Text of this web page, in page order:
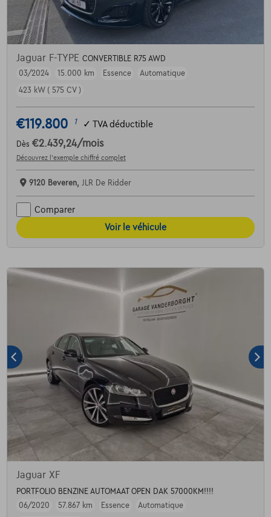
Jaguar F-TYPE CONVERTIBLE R75 AWD
03/2024
15.000 km Essence
Automatique
423 kW ( 575 CV )
€119.800 1 ✓ TVA déductible
Dès €2.439,24/mois
Découvrez l’exemple chiffré complet
9120 Beveren, JLR De Ridder
Comparer
Voir le véhicule
Jaguar XF
PORTFOLIO BENZINE AUTOMAAT OPEN DAK 57000KM!!!!
06/2020
57.867 km Essence
Automatique